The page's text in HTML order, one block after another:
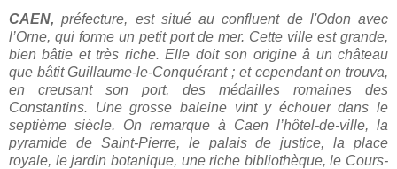
CAEN,préfecture, est situé au confluent de l'Odon avec
l’Orne, qui forme un petit port de mer. Cette ville est grande,
bien bâtie et très riche. Elle doit son origine â un château
que bâtit Guillaume-le-Conquérant ; et cependant on trouva,
en creusant son port, des médailles romaines des
Constantins. Une grosse baleine vint y échouer dans le
septième siècle. On remarque à Caen l’hôtel-de-ville, la
pyramide de Saint-Pierre, le palais de justice, la place
royale, le jardin botanique, une riche bibliothèque, le Cours-